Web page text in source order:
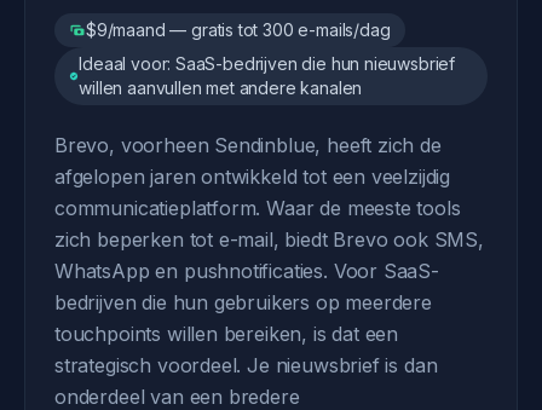
$9/maand — gratis tot 300 e-mails/dag
Ideaal voor: SaaS-bedrijven die hun nieuwsbrief
willen aanvullen met andere kanalen
Brevo, voorheen Sendinblue, heeft zich de
afgelopen jaren ontwikkeld tot een veelzijdig
communicatieplatform. Waar de meeste tools
zich beperken tot e-mail, biedt Brevo ook SMS,
WhatsApp en pushnotificaties. Voor SaaS-
bedrijven die hun gebruikers op meerdere
touchpoints willen bereiken, is dat een
strategisch voordeel. Je nieuwsbrief is dan
onderdeel van een bredere